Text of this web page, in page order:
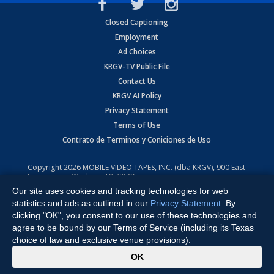
Closed Captioning
Employment
Ad Choices
KRGV-TV Public File
Contact Us
KRGV AI Policy
Privacy Statement
Terms of Use
Contrato de Terminos y Coniciones de Uso
Copyright2026 MOBILE VIDEO TAPES, INC. (dba KRGV), 900 East
Expressway, Weslaco, TX 78596.
All Rights Reserved. Powered by:Ruby Shore Software
Our site uses cookies and tracking technologies for web
statistics and ads as outlined in our Privacy Statement . By
clicking "OK", you consent to our use of these technologies and
agree to be bound by our Terms of Service (including its Texas
choice of law and exclusive venue provisions).
OK